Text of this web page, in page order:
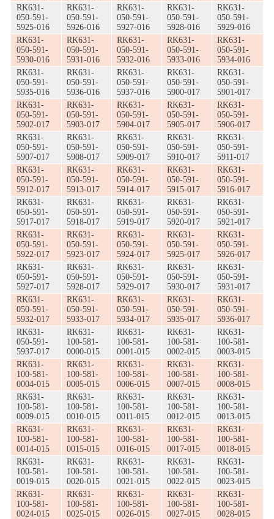
RK631-
050-591-
5925-016
RK631-
050-591-
5926-016
RK631-
050-591-
5927-016
RK631-
050-591-
5928-016
RK631-
050-591-
5929-016
RK631-
050-591-
5930-016
RK631-
050-591-
5931-016
RK631-
050-591-
5932-016
RK631-
050-591-
5933-016
RK631-
050-591-
5934-016
RK631-
050-591-
5935-016
RK631-
050-591-
5936-016
RK631-
050-591-
5937-016
RK631-
050-591-
5900-017
RK631-
050-591-
5901-017
RK631-
050-591-
5902-017
RK631-
050-591-
5903-017
RK631-
050-591-
5904-017
RK631-
050-591-
5905-017
RK631-
050-591-
5906-017
RK631-
050-591-
5907-017
RK631-
050-591-
5908-017
RK631-
050-591-
5909-017
RK631-
050-591-
5910-017
RK631-
050-591-
5911-017
RK631-
050-591-
5912-017
RK631-
050-591-
5913-017
RK631-
050-591-
5914-017
RK631-
050-591-
5915-017
RK631-
050-591-
5916-017
RK631-
050-591-
5917-017
RK631-
050-591-
5918-017
RK631-
050-591-
5919-017
RK631-
050-591-
5920-017
RK631-
050-591-
5921-017
RK631-
050-591-
5922-017
RK631-
050-591-
5923-017
RK631-
050-591-
5924-017
RK631-
050-591-
5925-017
RK631-
050-591-
5926-017
RK631-
050-591-
5927-017
RK631-
050-591-
5928-017
RK631-
050-591-
5929-017
RK631-
050-591-
5930-017
RK631-
050-591-
5931-017
RK631-
050-591-
5932-017
RK631-
050-591-
5933-017
RK631-
050-591-
5934-017
RK631-
050-591-
5935-017
RK631-
050-591-
5936-017
RK631-
050-591-
5937-017
RK631-
100-581-
0000-015
RK631-
100-581-
0001-015
RK631-
100-581-
0002-015
RK631-
100-581-
0003-015
RK631-
100-581-
0004-015
RK631-
100-581-
0005-015
RK631-
100-581-
0006-015
RK631-
100-581-
0007-015
RK631-
100-581-
0008-015
RK631-
100-581-
0009-015
RK631-
100-581-
0010-015
RK631-
100-581-
0011-015
RK631-
100-581-
0012-015
RK631-
100-581-
0013-015
RK631-
100-581-
0014-015
RK631-
100-581-
0015-015
RK631-
100-581-
0016-015
RK631-
100-581-
0017-015
RK631-
100-581-
0018-015
RK631-
100-581-
0019-015
RK631-
100-581-
0020-015
RK631-
100-581-
0021-015
RK631-
100-581-
0022-015
RK631-
100-581-
0023-015
RK631-
100-581-
0024-015
RK631-
100-581-
0025-015
RK631-
100-581-
0026-015
RK631-
100-581-
0027-015
RK631-
100-581-
0028-015